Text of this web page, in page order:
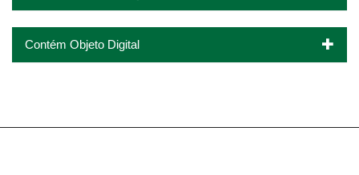
Contém Objeto Digital